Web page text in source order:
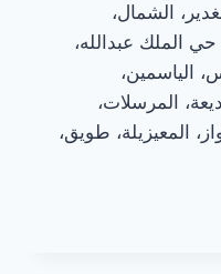
الشمال،
الملك عبدالله،
الياسمين،
المرسلات،
المعيزيلة، طويق،